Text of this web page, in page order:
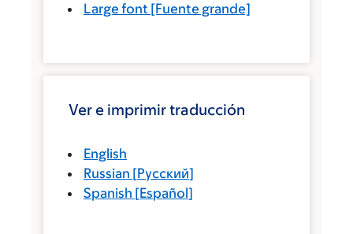
Large font [Fuente grande]
Ver e imprimir traducción
English
Russian [Русский]
Spanish [Español]